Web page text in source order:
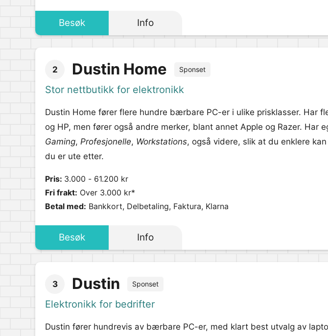
Besøk Info
2 Dustin Home Sponset
Stor nettbutikk for elektronikk
Dustin Home fører flere hundre bærbare PC-er i ulike prisklasser. Har
og HP, men fører også andre merker, blant annet Apple og Razer. Har
Gaming, Profesjonelle, Workstations, også videre, slik at du enklere
du er ute etter.
Pris: 3.000 - 61.200 kr
Fri frakt: Over 3.000 kr*
Betal med: Bankkort, Delbetaling, Faktura, Klarna
Besøk Info
3 Dustin Sponset
Elektronikk for bedrifter
Dustin fører hundrevis av bærbare PC-er, med klart best utvalg av